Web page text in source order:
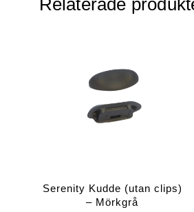
Relaterade
Serenity Kudde (utan clips)
– Mörkgrå